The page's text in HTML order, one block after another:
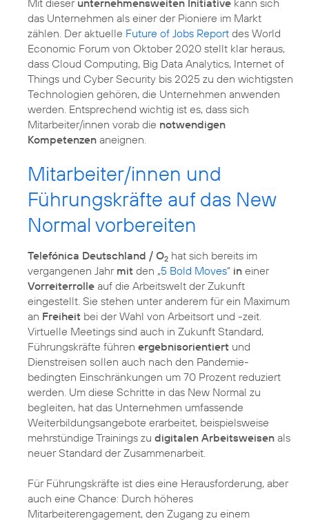
das Unternehmen als einer der Pioniere im Markt
zählen. Der aktuelle Future of Jobs Report des World
Economic Forum von Oktober 2020 stellt klar heraus,
dass Cloud Computing, Big Data Analytics, Internet of
Things und Cyber Security bis 2025 zu den wichtigsten
Technologien gehören, die Unternehmen anwenden
werden. Entsprechend wichtig ist es, dass sich
Mitarbeiter/innen vorab die notwendigen
Kompetenzen aneignen.
Mitarbeiter/innen und
Führungskräfte auf das New
Normal vorbereiten
Telefónica Deutschland / O2 hat sich bereits im
vergangenen Jahr mit den „5 Bold Moves“ in einer
Vorreiterrolle auf die Arbeitswelt der Zukunft
eingestellt. Sie stehen unter anderem für ein Maximum
an Freiheit bei der Wahl von Arbeitsort und -zeit.
Virtuelle Meetings sind auch in Zukunft Standard,
Führungskräfte führen ergebnisorientiert und
Dienstreisen sollen auch nach den Pandemie-
bedingten Einschränkungen um 70 Prozent reduziert
werden. Um diese Schritte in das New Normal zu
begleiten, hat das Unternehmen umfassende
Weiterbildungsangebote erarbeitet, beispielsweise
mehrstündige Trainings zu digitalen Arbeitsweisen als
neuer Standard der Zusammenarbeit.
Für Führungskräfte ist dies eine Herausforderung, aber
auch eine Chance: Durch höheres
Mitarbeiterengagement, den Zugang zu einem